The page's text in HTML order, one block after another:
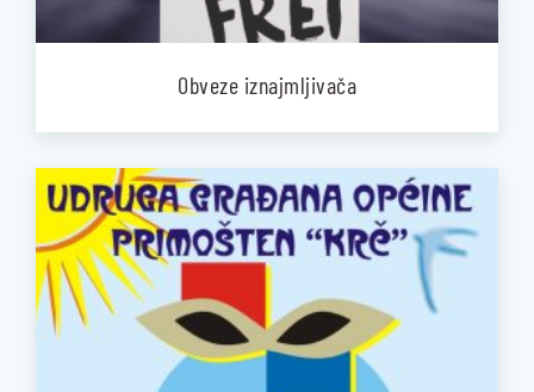
Obveze iznajmljivača